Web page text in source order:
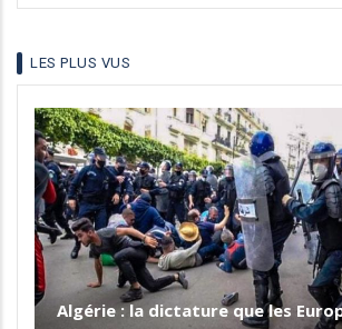
language
LES PLUS VUS
Algérie : la dictature que les